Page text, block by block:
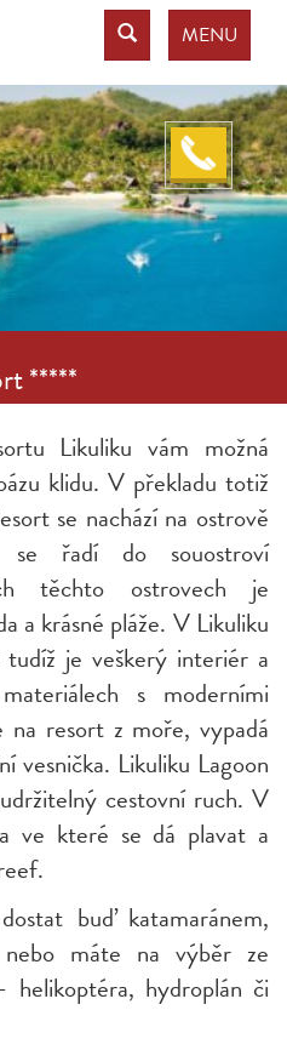
MENU
*****
Likuliku vám možná
klidu. V překladu totiž
se nachází na ostrově
řadí do souostroví
těchto ostrovech je
a krásné pláže. V Likuliku
je veškerý interiér a
s moderními
na resort z moře, vypadá
vesnička. Likuliku Lagoon
cestovní ruch. V
ve které se dá plavat a
buď katamaránem,
máte na výběr ze
helikoptéra, hydroplán či